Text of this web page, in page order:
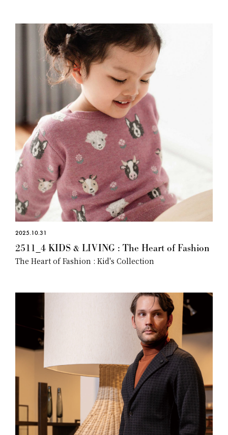
2025.10.31
2511_4 KIDS & LIVING : The Heart of Fashion
The Heart of Fashion : Kid's Collection